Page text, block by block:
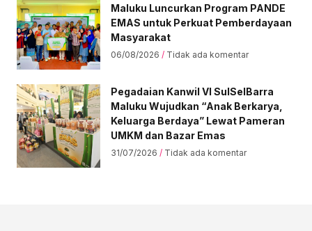
Maluku Luncurkan Program PANDE
EMAS untuk Perkuat Pemberdayaan
Masyarakat
06/08/2026 Tidak ada komentar
Pegadaian Kanwil VI SulSelBarra
Maluku Wujudkan “Anak Berkarya,
Keluarga Berdaya” Lewat Pameran
UMKM dan Bazar Emas
31/07/2026 Tidak ada komentar